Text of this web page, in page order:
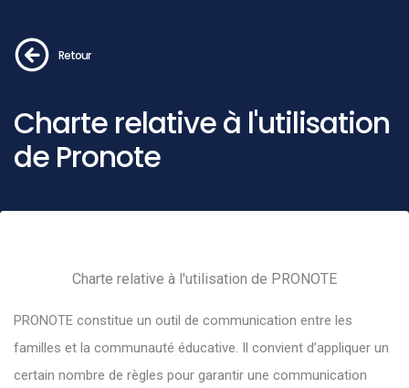
Retour
Charte relative à l'utilisation
de Pronote
Charte relative à l'utilisation de PRONOTE
PRONOTE constitue un outil de communication entre les
familles et la communauté éducative. Il convient d’appliquer un
certain nombre de règles pour garantir une communication